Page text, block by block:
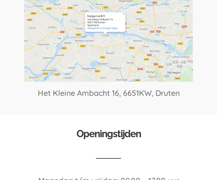
Het Kleine Ambacht 16, 6651KW, Druten
Openingstijden